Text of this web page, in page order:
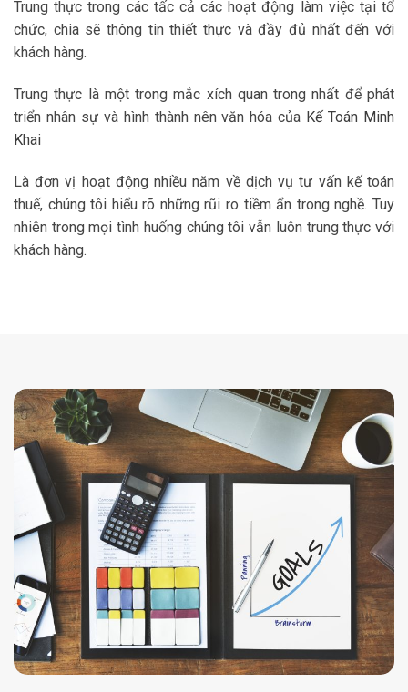
Trung thực trong các tấc cả các hoạt động làm việc tại tổ
chức, chia sẽ thông tin thiết thực và đầy đủ nhất đến với
khách hàng.
Trung thực là một trong mắc xích quan trong nhất để phát
triển nhân sự và hình thành nên văn hóa của Kế Toán Minh
Khai
Là đơn vị hoạt động nhiều năm về dịch vụ tư vấn kế toán
thuế, chúng tôi hiểu rõ những rũi ro tiềm ẩn trong nghề. Tuy
nhiên trong mọi tình huống chúng tôi vẫn luôn trung thực với
khách hàng.